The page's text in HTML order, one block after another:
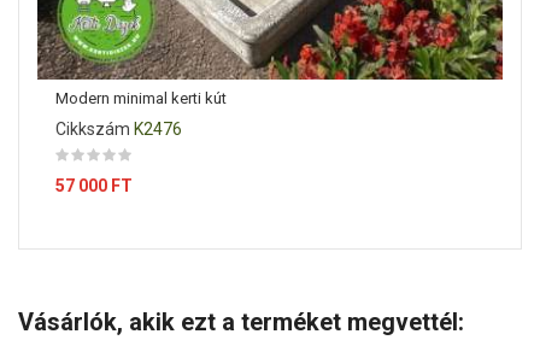
Modern minimal kerti kút
Cikkszám K2476
Ár
57 000 FT
Vásárlók, akik ezt a terméket megvettél: